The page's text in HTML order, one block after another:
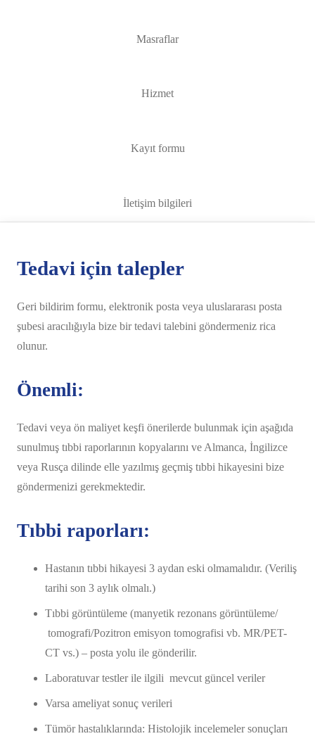
Masraflar
Hizmet
Kayıt formu
İletişim bilgileri
Tedavi için talepler
Geri bildirim formu, elektronik posta veya uluslararası posta
şubesi aracılığıyla bize bir tedavi talebini göndermeniz rica
olunur.
Önemli:
Tedavi veya ön maliyet keşfi önerilerde bulunmak için aşağıda
sunulmuş tıbbi raporlarının kopyalarını ve Almanca, İngilizce
veya Rusça dilinde elle yazılmış geçmiş tıbbi hikayesini bize
göndermenizi gerekmektedir.
Tıbbi raporları:
Hastanın tıbbi hikayesi 3 aydan eski olmamalıdır. (Veriliş
tarihi son 3 aylık olmalı.)
Tıbbi görüntüleme (manyetik rezonans görüntüleme/
tomografi/Pozitron emisyon tomografisi vb. MR/PET-
CT vs.) – posta yolu ile gönderilir.
Laboratuvar testler ile ilgili mevcut güncel veriler
Varsa ameliyat sonuç verileri
Tümör hastalıklarında: Histolojik incelemeler sonuçları